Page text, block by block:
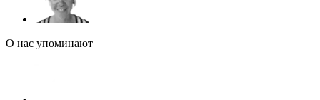
О нас упоминают